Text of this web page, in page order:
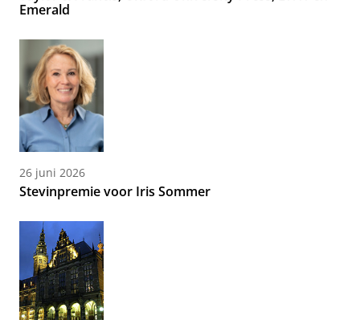
Emerald
26 juni 2026
Stevinpremie voor Iris Sommer